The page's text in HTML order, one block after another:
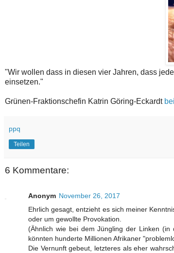
"Wir wollen dass in diesen vier Jahren, dass
einsetzen."
Grünen-Fraktionschefin Katrin Göring-Eckardt
ppq
Teilen
6 Kommentare:
Anonym November 26, 2017
Ehrlich gesagt, entzieht es sich meiner
oder um gewollte Provokation.
(Ähnlich wie bei dem Jüngling der Linken
könnten hunderte Millionen Afrikaner
Die Vernunft gebeut, letzteres als eher